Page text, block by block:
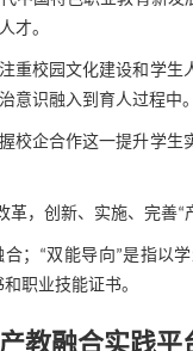
才。
重校园文化建设和学
意识融入到育人过程中。
校企合作这一提升学
，创新、实施、完善
；“双能导向”是指以
职业技能证书。